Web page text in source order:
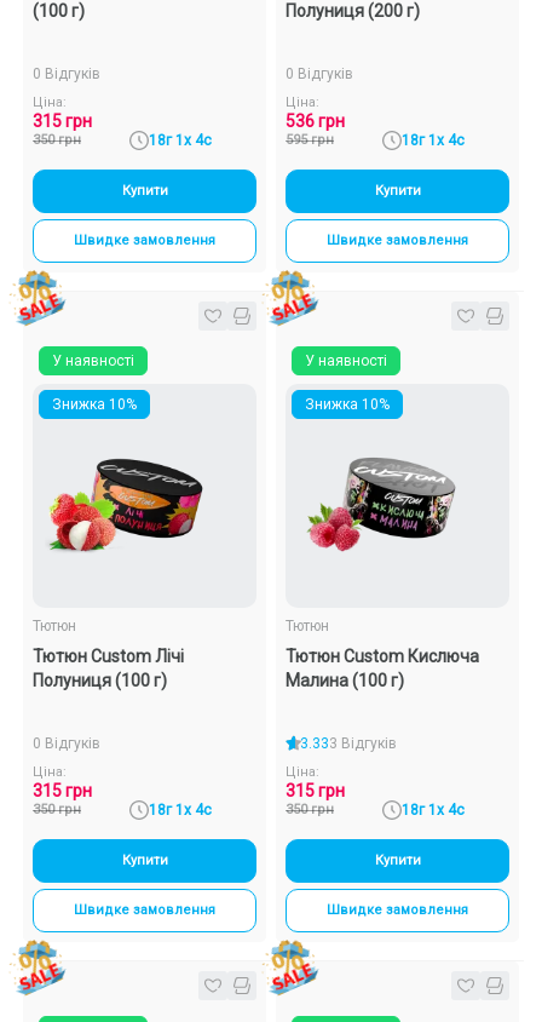
(100 г)
0 Відгуків
Ціна:
315 грн
350 грн 18г 1х 4с
Купити
Швидке замовлення
Полуниця (200 г)
0 Відгуків
Ціна:
536 грн
595 грн 18г 1х 4с
Купити
Швидке замовлення
У наявності
Знижка 10%
Тютюн
Тютюн Custom Лічі
Полуниця (100 г)
0 Відгуків
Ціна:
315 грн
350 грн 18г 1х 4с
Купити
Швидке замовлення
У наявності
Знижка 10%
Тютюн
Тютюн Custom Кислюча
Малина (100 г)
3.333 Відгуків
Ціна:
315 грн
350 грн 18г 1х 4с
Купити
Швидке замовлення